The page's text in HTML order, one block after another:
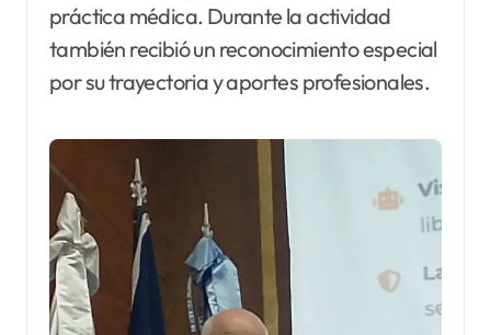
práctica médica. Durante la actividad
también recibió un reconocimiento especial
por su trayectoria y aportes profesionales.